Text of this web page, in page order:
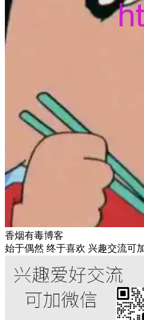
香烟有毒博客
始于偶然 终于喜欢 兴趣交流可